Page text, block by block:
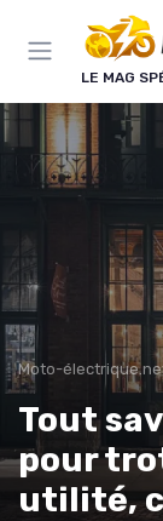
LE MAG
Moto-
Tout
pour
utilité,
Panneau de